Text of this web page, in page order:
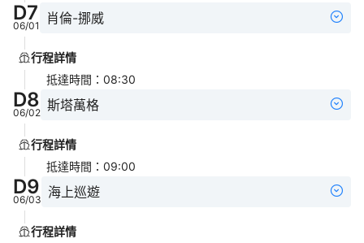
D7
06/01 肖倫-挪威
行程詳情
抵達時間 ： 08:30
D8
06/02 斯塔萬格
行程詳情
抵達時間 ： 09:00
D9
06/03 海上巡遊
行程詳情